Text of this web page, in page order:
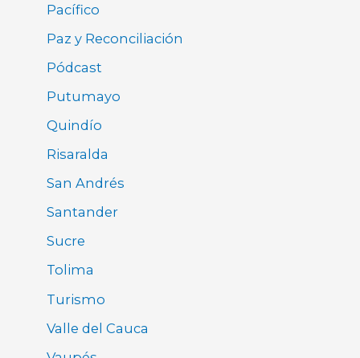
Pacífico
Paz y Reconciliación
Pódcast
Putumayo
Quindío
Risaralda
San Andrés
Santander
Sucre
Tolima
Turismo
Valle del Cauca